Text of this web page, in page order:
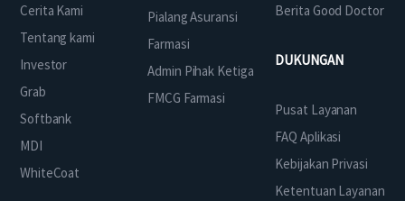
Cerita Kami
Tentang kami
Investor
Grab
Softbank
MDI
WhiteCoat
Pialang Asuransi
Farmasi
Admin Pihak Ketiga
FMCG Farmasi
Berita Good Doctor
DUKUNGAN
Pusat Layanan
FAQ Aplikasi
Kebijakan Privasi
Ketentuan Layanan